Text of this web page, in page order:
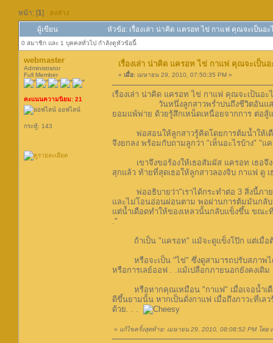
หน้า: [1] ลงล่าง
ผู้เขียน หัวข้อ: เรื่องเล่า น่าคิด แครอท ไข่ กาแฟ คุณจะเป็นอ
0 สมาชิก และ 1 บุคคลทั่วไป กำลังดูหัวข้อนี้
webmaster
Administrator
Full Member
คะแนนความนิยม: 21
ออฟไลน์
กระทู้: 143
เรื่องเล่า น่าคิด แครอท ไข่ กาแฟ คุณจะเป็นอ
« เมื่อ: เมษายน 29, 2010, 07:50:35 PM »
เรื่องเล่า น่าคิด แครอท ไข่ กาแฟ คุณจะเป็นอะ
วันหนึ่งลูกสาวพร่ำบ่นถึงชีวิตอันแสนรำเ
ยอมแพ้พ่าย ด้วยรู้สึกเหน็ดเหนื่อยจากการ ต่อสู้
พ่อสอนให้ลูกสาวรู้คิดโดยการต้มน้ำให้เดือ
จึงยกลง พร้อมกับถามลูกว่า "เห็นอะไรบ้าง" "แ
เขาจึงขอร้องให้เธอสัมผัส แครอท เธอจึงรู้
สุกแล้ว ท้ายที่สุดเธอให้ลูกสาวลองจิบ กาแฟ ดู
พ่ออธิบายว่า"เราได้กระทำต่อ 3 สิ่งนี้ภายใ
และไม่โอนอ่อนผ่อนตาม พอผ่านการต้มมันกลั
แต่น้ำเดือดทำให้ของเหลวนั้นกลับแข็งขึ้น ขณะ
."
ถ้าเป็น "แครอท" แม้จะดูแข็งโป๊ก แต่เมื่อต้อ
หรือจะเป็น "ไข่" ซึ่งดูสามารถปรับสภาพได้
หรือการเลย์ออฟ . .แม้เปลือกภายนอกยังคงเดิ
หรือหากคุณเหมือน "กาแฟ" เมื่อเจอน้ำเดือ
ดีขึ้นยามนั้น หากเป็นดั่งกาแฟ เมื่อถึงภาวะที่เล
ด้วย. . .
« แก้ไขครั้งสุดท้าย: เมษายน 29, 2010, 08:08:52 PM โดย